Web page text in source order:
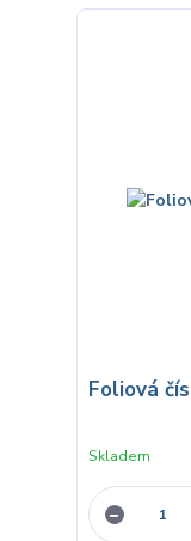
Foliová
Skladem